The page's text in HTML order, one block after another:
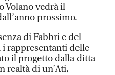
Volano vedrà il
prossimo.
di Fabbri e del
i rappresentanti delle
il progetto dalla ditta
realtà di un’Ati,